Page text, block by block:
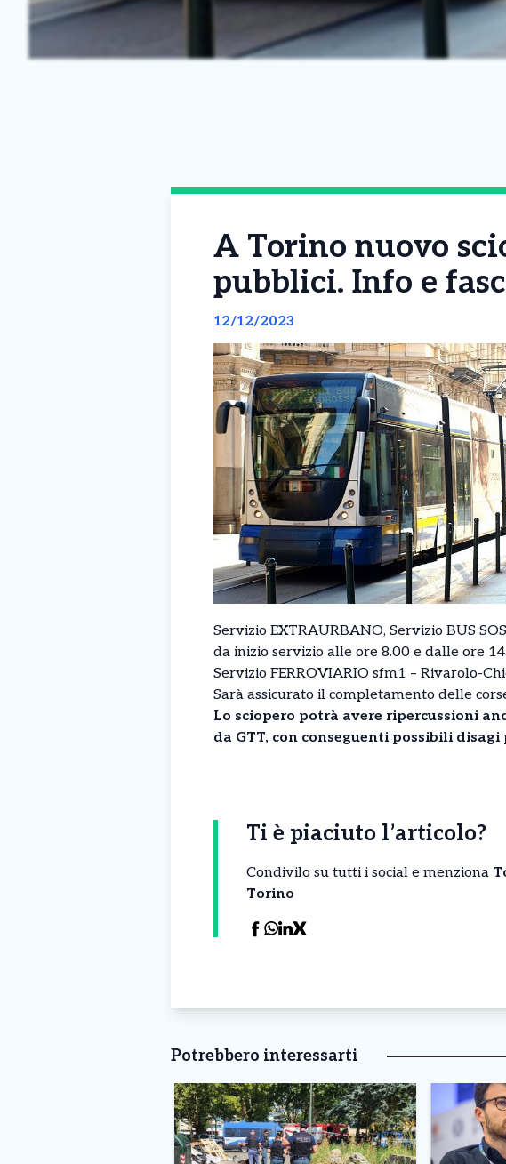
A Torino nuovo
pubblici. Info e
12/12/2023
Servizio EXTRAURBANO, Servizio BUS
da inizio servizio alle ore 8.00 e dalle ore
Servizio FERROVIARIO sfm1 – Rivarolo-
Sarà assicurato il completamento delle
Lo sciopero potrà avere ripercussioni
da GTT, con conseguenti possibili
Ti è piaciuto l’articolo?
Condivilo su tutti i social e menziona
Torino
Potrebbero interessarti